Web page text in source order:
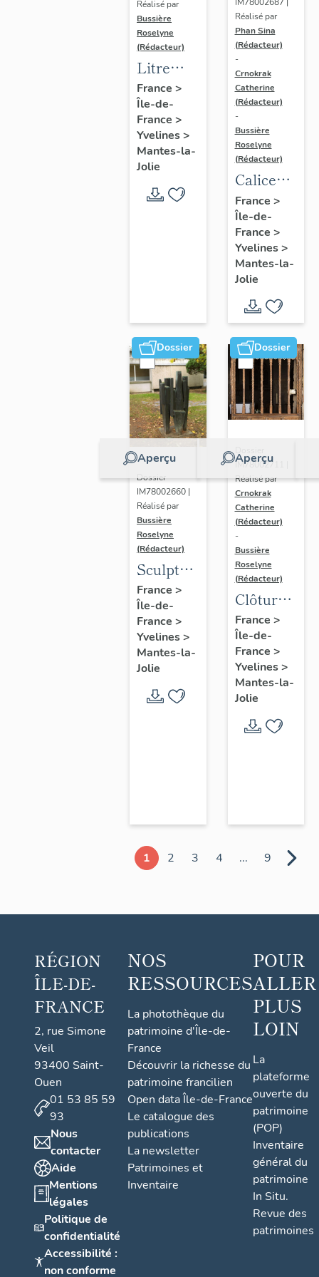
Réalisé par
Bussière
Roselyne
(Rédacteur)
Litre
funéraire
du
prince
de Conti
France >
Île-de-
France >
Yvelines>
Mantes-la-
Jolie
Réalisé par
Phan Sina
(Rédacteur)
-
Crnokrak
Catherine
(Rédacteur)
-
Bussière
Roselyne
(Rédacteur)
Calice
n°2 et sa
patène
France >
Île-de-
France >
Yvelines>
Mantes-la-
Jolie
Dossier
Aperçu
Dossier
IM78002660 |
Réalisé par
Bussière
Roselyne
(Rédacteur)
Sculpture
: la
Ronde
France >
Île-de-
France >
Yvelines>
Mantes-la-
Jolie
Dossier
Aperçu
IM78002711 |
Réalisé par
Crnokrak
Catherine
(Rédacteur)
-
Bussière
Roselyne
(Rédacteur)
Clôture
de
chœur
France >
Île-de-
France >
Yvelines>
Mantes-la-
Jolie
1 2 3 4 ... 9
RÉGION
ÎLE-DE-
FRANCE
2, rue Simone
Veil
93400 Saint-
Ouen
01 53 85 59
93
Nous
contacter
Aide
Mentions
légales
Politique de
confidentialité
Accessibilité :
non conforme
NOS
RESSOURCES
La photothèque du
patrimoine d'Île-de-
France
Découvrir la richesse du
patrimoine francilien
Open data Île-de-France
Le catalogue des
publications
La newsletter
Patrimoines et
Inventaire
POUR
ALLER
PLUS
LOIN
La
plateforme
ouverte du
patrimoine
(POP)
Inventaire
général du
patrimoine
In Situ.
Revue des
patrimoines